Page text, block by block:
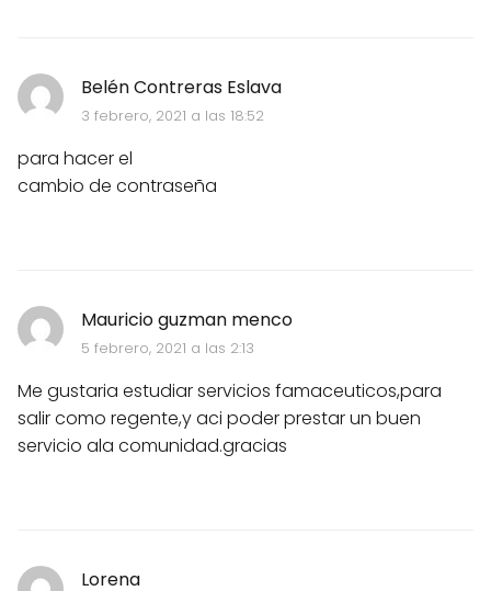
Belén Contreras Eslava
3 febrero, 2021 a las 18:52
para hacer el
cambio de contraseña
Mauricio guzman menco
5 febrero, 2021 a las 2:13
Me gustaria estudiar servicios famaceuticos,para
salir como regente,y aci poder prestar un buen
servicio ala comunidad.gracias
Lorena